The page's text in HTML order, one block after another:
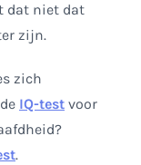
dat niet dat
zijn.
zich
IQ-test voor
.